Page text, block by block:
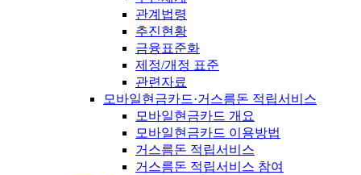
관계법령
추진현황
금융표준화
제정/개정 표준
관련자료
모바일현금카드·거스름돈 적립서비스
모바일현금카드 개요
모바일현금카드 이용방법
거스름돈 적립서비스
거스름돈 적립서비스 참여